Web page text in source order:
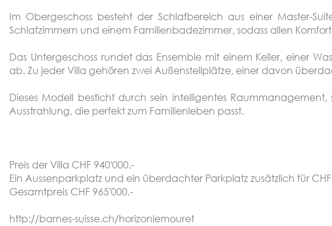
Im Obergeschoss besteht der Schlafbereich aus einer Master-
Schlafzimmern und einem Familienbadezimmer, sodass allen
Das Untergeschoss rundet das Ensemble mit einem Keller, einer
ab. Zu jeder Villa gehören zwei Außenstellplätze, einer davon
Dieses Modell besticht durch sein intelligentes
Ausstrahlung, die perfekt zum Familienleben passt.
Preis der Villa CHF 940'000.-
Ein Aussenparkplatz und ein überdachter Parkplatz zusätzlich für
Gesamtpreis CHF 965'000.-
http://barnes-suisse.ch/horizonlemouret